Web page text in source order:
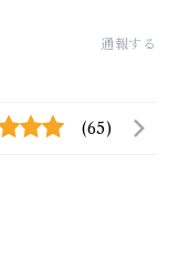
通報する
(65)